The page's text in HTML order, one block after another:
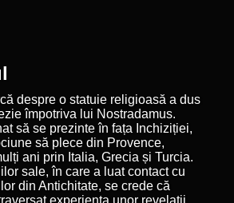
despre o statuie religioasă a dus
împotriva lui Nostradamus.
să se prezinte în fața Inchiziției,
să plece din Provence,
ani prin Italia, Grecia și Turcia.
sale, în care a luat contact cu
din Antichitate, se crede că
experiența unor revelații